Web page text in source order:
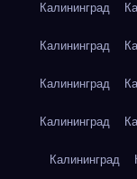
Калининград
Калининград
Калининград
Калининград
Калининград